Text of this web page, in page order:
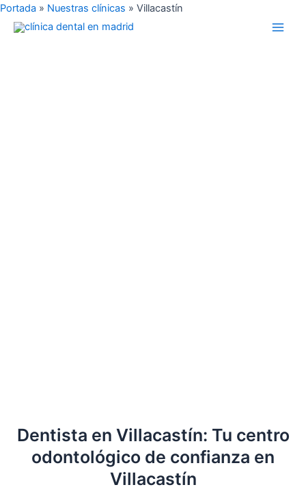
Ir
Portada » Nuestras clínicas » Villacastín
Dentista en Villacastín: Tu centro
odontológico de confianza en
Villacastín